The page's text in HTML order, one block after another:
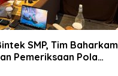
SMP, Tim Baharkam
Pemeriksaan Pola
Patra Niaga